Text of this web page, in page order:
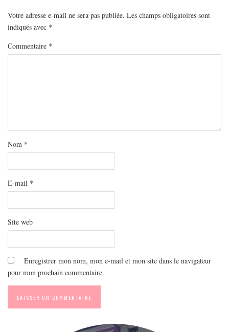
OCÉANIE
ARTICLES PRATIQUES
BEAUTÉ
LIFESTYLE
PARUTIONS ET PARTENARIATS
Votre adresse e-mail ne sera pas publiée. Les champs obligatoires sont
indiqués avec *
Commentaire *
Nom *
E-mail *
Site web
Enregistrer mon nom, mon e-mail et mon site dans le navigateur
pour mon prochain commentaire.